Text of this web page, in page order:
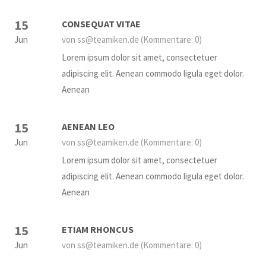
15
Jun
CONSEQUAT VITAE
von ss@teamiken.de (Kommentare: 0)
Lorem ipsum dolor sit amet, consectetuer
adipiscing elit. Aenean commodo ligula eget dolor.
Aenean
15
Jun
AENEAN LEO
von ss@teamiken.de (Kommentare: 0)
Lorem ipsum dolor sit amet, consectetuer
adipiscing elit. Aenean commodo ligula eget dolor.
Aenean
15
Jun
ETIAM RHONCUS
von ss@teamiken.de (Kommentare: 0)